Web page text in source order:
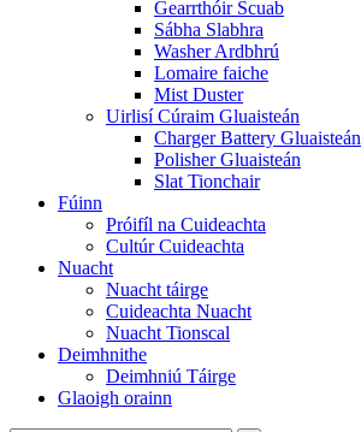
Gearrthóir Scuab
Sábha Slabhra
Washer Ardbhrú
Lomaire faiche
Mist Duster
Uirlisí Cúraim Gluaisteán
Charger Battery Gluaisteán
Polisher Gluaisteán
Slat Tionchair
Fúinn
Próifíl na Cuideachta
Cultúr Cuideachta
Nuacht
Nuacht táirge
Cuideachta Nuacht
Nuacht Tionscal
Deimhnithe
Deimhniú Táirge
Glaoigh orainn